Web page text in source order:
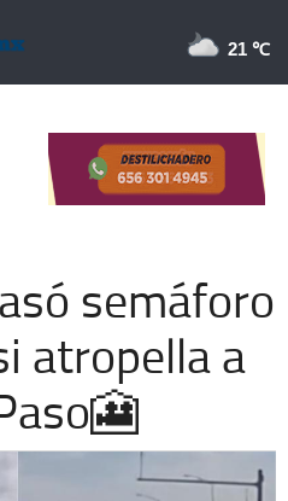
21 ℃
semáforo
atropella a